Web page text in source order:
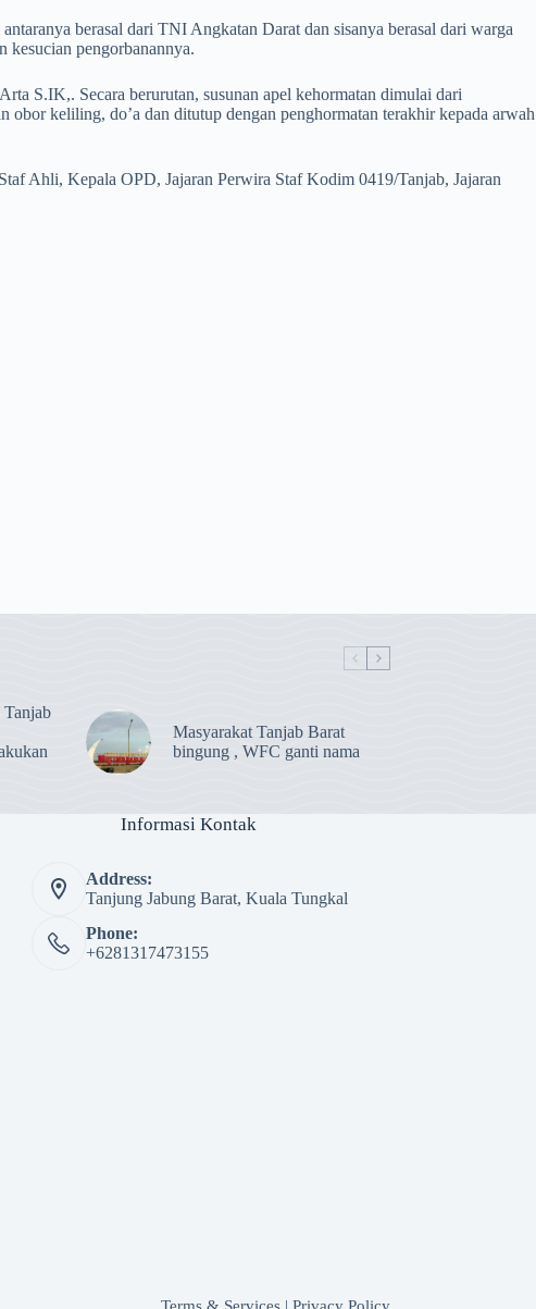
berasal dari TNI Angkatan Darat dan sisanya berasal dari warga
kesucian pengorbanannya.
S.IK,. Secara berurutan, susunan apel kehormatan dimulai dari
obor keliling, do’a dan ditutup dengan penghormatan terakhir kepada arwah
Ahli, Kepala OPD, Jajaran Perwira Staf Kodim 0419/Tanjab, Jajaran
Masyarakat Tanjab Barat
bingung , WFC ganti nama
Informasi Kontak
Address:
Tanjung Jabung Barat, Kuala Tungkal
Phone:
+6281317473155
Terms & Services| Privacy Policy